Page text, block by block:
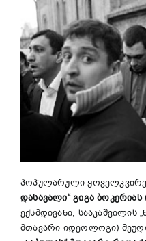
პოპულარული
დასავალი“ გიგა ბოკერიას
ექსმდივანი,
მთავარი იდეოლოგი)